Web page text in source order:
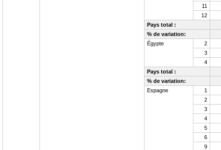
11
12
Pays total :
% de variation:
Égypte
2
3
4
Pays total :
% de variation:
Espagne
1
2
3
4
5
6
9